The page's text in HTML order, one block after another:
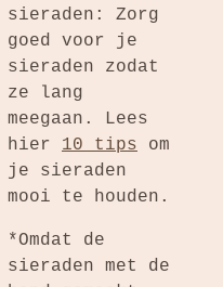
sieraden: Zorg
goed voor je
sieraden zodat
ze lang
meegaan. Lees
hier 10 tips om
je sieraden
mooi te houden.
*Omdat de
sieraden met de